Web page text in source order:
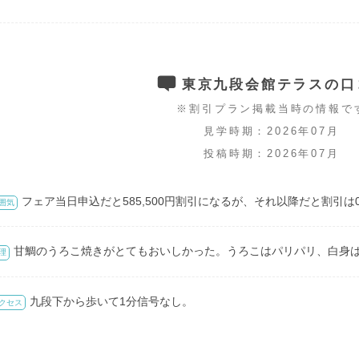
東京九段会館テラスの
※割引プラン掲載当時の情報で
見学時期：2026年07月
投稿時期：2026年07月
気 フェア当日申込だと585,500円割引になるが、それ以降だと割引
甘鯛のうろこ焼きがとてもおいしかった。うろこはパリパリ、白身
セス 九段下から歩いて1分信号なし。